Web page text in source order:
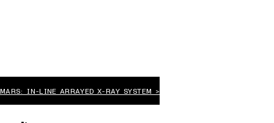
MARS: IN-LINE ARRAYED X-RAY SYSTEM >